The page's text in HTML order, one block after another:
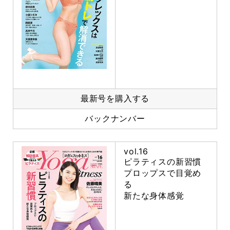
最新号を購入する
バックナンバー
vol.16
ピラティスの新習慣
プロップスで目覚め
る
新たな身体感覚